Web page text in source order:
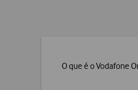
O que é o Vodafone